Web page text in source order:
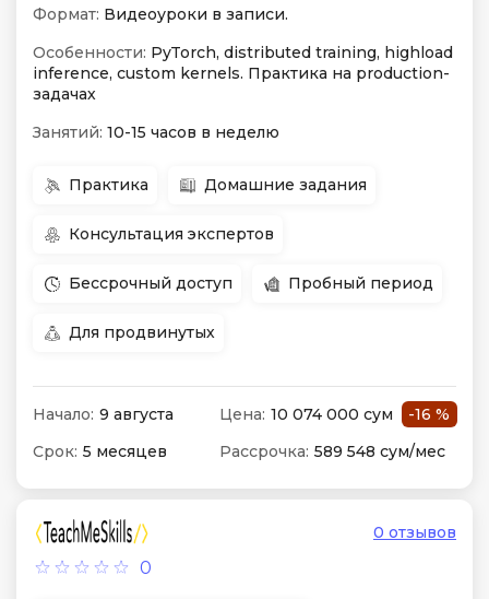
Формат: Видеоуроки в записи.
Особенности: PyTorch, distributed training, highload
inference, custom kernels. Практика на production-
задачах
Занятий: 10-15 часов в неделю
Практика Домашние задания
Консультация экспертов
Бессрочный доступ Пробный период
Для продвинутых
Начало: 9 августа Цена: 10 074 000 сум
-16 %
Срок: 5 месяцев Рассрочка: 589 548 сум/мес
0
0 отзывов